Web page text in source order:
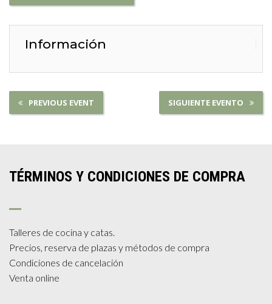
Información
PREVIOUS EVENT SIGUIENTE EVENTO
TÉRMINOS Y CONDICIONES DE COMPRA
Talleres de cocina y catas.
Precios, reserva de plazas y métodos de compra
Condiciones de cancelación
Venta online